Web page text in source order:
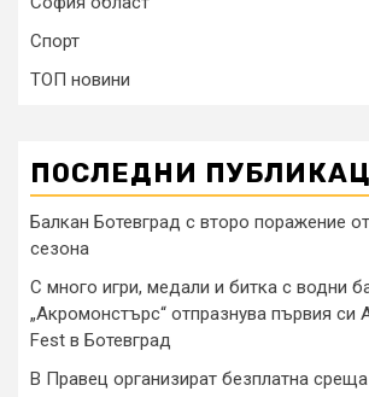
Спорт
ТОП новини
ПОСЛЕДНИ
Балкан Ботевград с второ поражение
сезона
С много игри, медали и битка с водни
„Акромонстърс“ отпразнува първия си
Fest в Ботевград
В Правец организират безплатна